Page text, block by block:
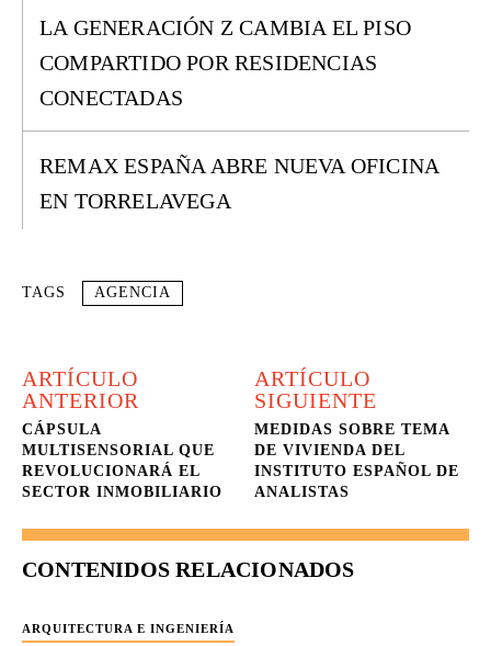
LA GENERACIÓN Z CAMBIA EL PISO
COMPARTIDO POR RESIDENCIAS
CONECTADAS
REMAX ESPAÑA ABRE NUEVA OFICINA
EN TORRELAVEGA
TAGS AGENCIA
ARTÍCULO
ANTERIOR
CÁPSULA
MULTISENSORIAL QUE
REVOLUCIONARÁ EL
SECTOR INMOBILIARIO
ARTÍCULO
SIGUIENTE
MEDIDAS SOBRE TEMA
DE VIVIENDA DEL
INSTITUTO ESPAÑOL DE
ANALISTAS
CONTENIDOS RELACIONADOS
ARQUITECTURA E INGENIERÍA